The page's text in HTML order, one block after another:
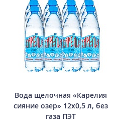
Вода щелочная «Карелия
сияние озер» 12х0,5 л, без
газа ПЭТ